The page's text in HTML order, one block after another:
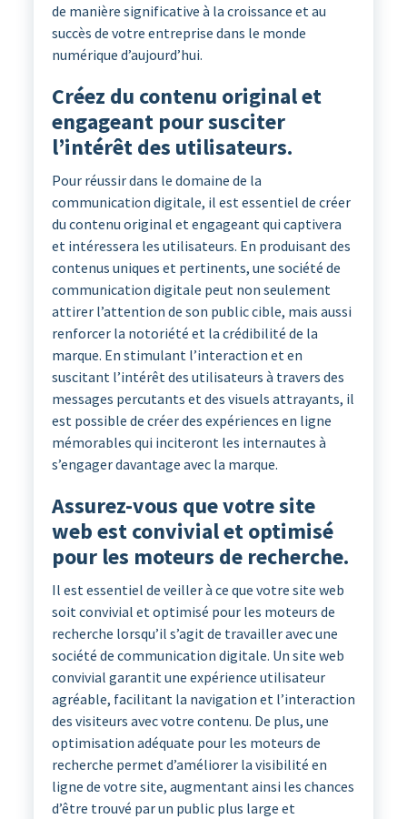
de manière significative à la croissance et au
succès de votre entreprise dans le monde
numérique d’aujourd’hui.
Créez du contenu original et
engageant pour susciter
l’intérêt des utilisateurs.
Pour réussir dans le domaine de la
communication digitale, il est essentiel de créer
du contenu original et engageant qui captivera
et intéressera les utilisateurs. En produisant des
contenus uniques et pertinents, une société de
communication digitale peut non seulement
attirer l’attention de son public cible, mais aussi
renforcer la notoriété et la crédibilité de la
marque. En stimulant l’interaction et en
suscitant l’intérêt des utilisateurs à travers des
messages percutants et des visuels attrayants, il
est possible de créer des expériences en ligne
mémorables qui inciteront les internautes à
s’engager davantage avec la marque.
Assurez-vous que votre site
web est convivial et optimisé
pour les moteurs de recherche.
Il est essentiel de veiller à ce que votre site web
soit convivial et optimisé pour les moteurs de
recherche lorsqu’il s’agit de travailler avec une
société de communication digitale. Un site web
convivial garantit une expérience utilisateur
agréable, facilitant la navigation et l’interaction
des visiteurs avec votre contenu. De plus, une
optimisation adéquate pour les moteurs de
recherche permet d’améliorer la visibilité en
ligne de votre site, augmentant ainsi les chances
d’être trouvé par un public plus large et